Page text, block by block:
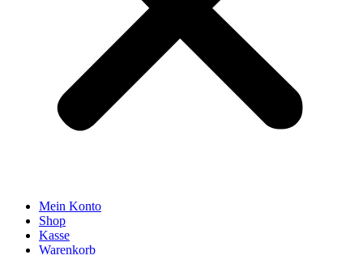
Mein Konto
Shop
Kasse
Warenkorb